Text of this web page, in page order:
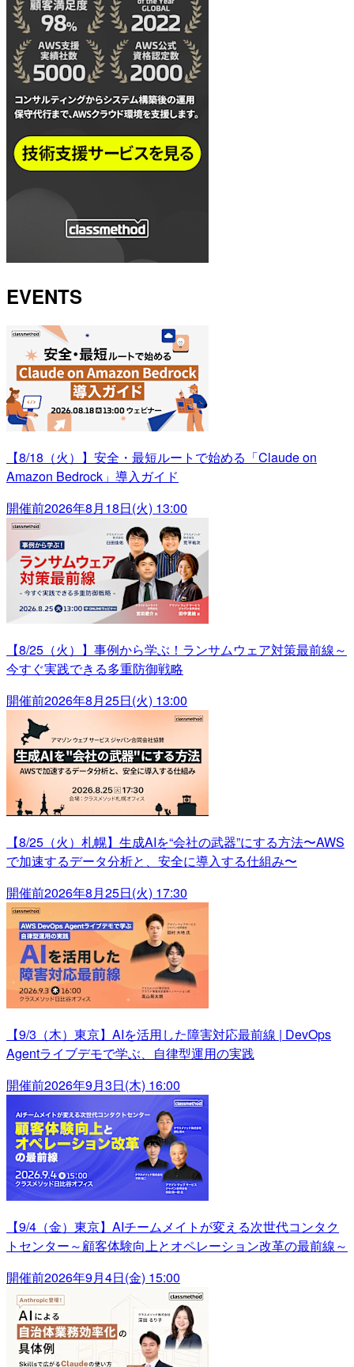
EVENTS
【8/18（火）】安全・最短ルートで始める「Claude on
Amazon Bedrock」導入ガイド
開催前2026年8月18日(火) 13:00
【8/25（火）】事例から学ぶ！ランサムウェア対策最前線～
今すぐ実践できる多重防御戦略
開催前2026年8月25日(火) 13:00
【8/25（火）札幌】生成AIを“会社の武器”にする方法〜AWS
で加速するデータ分析と、安全に導入する仕組み〜
開催前2026年8月25日(火) 17:30
【9/3（木）東京】AIを活用した障害対応最前線 | DevOps
Agentライブデモで学ぶ、自律型運用の実践
開催前2026年9月3日(木) 16:00
【9/4（金）東京】AIチームメイトが変える次世代コンタク
トセンター～顧客体験向上とオペレーション改革の最前線～
開催前2026年9月4日(金) 15:00